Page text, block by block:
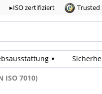
▸ISO zertifiziert Trusted
ISO 7010)